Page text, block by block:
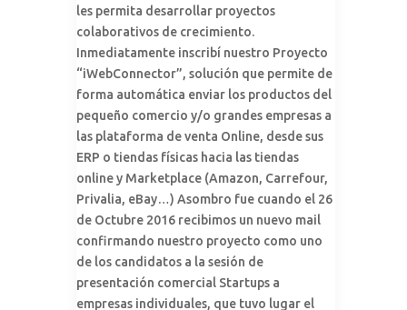
les permita desarrollar proyectos
colaborativos de crecimiento.
Inmediatamente inscribí nuestro Proyecto
“iWebConnector”, solución que permite de
forma automática enviar los productos del
pequeño comercio y/o grandes empresas a
las plataforma de venta Online, desde sus
ERP o tiendas físicas hacia las tiendas
online y Marketplace (Amazon, Carrefour,
Privalia, eBay…) Asombro fue cuando el 26
de Octubre 2016 recibimos un nuevo mail
confirmando nuestro proyecto como uno
de los candidatos a la sesión de
presentación comercial Startups a
empresas individuales, que tuvo lugar el